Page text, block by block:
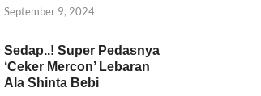
September 9, 2024
Sedap..! Super Pedasnya
‘Ceker Mercon’ Lebaran
Ala Shinta Bebi